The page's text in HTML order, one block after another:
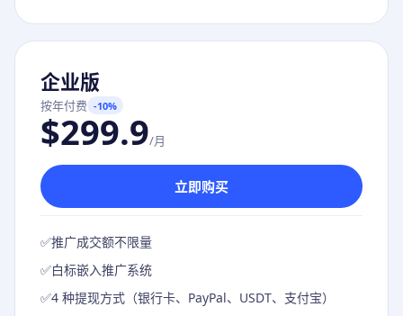
企业版
按年付费 -10%
$299.9/月
立即购买
✅推广成交额不限量
✅白标嵌入推广系统
✅4 种提现方式（银行卡、PayPal、USDT、支付宝）